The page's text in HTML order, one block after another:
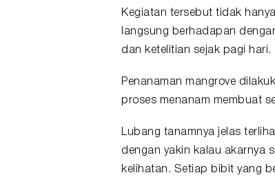
Kegiatan tersebut tidak
langsung berhadapan
dan ketelitian sejak pagi hari.
Penanaman mangrove
proses menanam membuat
Lubang tanamnya jelas
dengan yakin kalau akarnya
kelihatan. Setiap bibit yang